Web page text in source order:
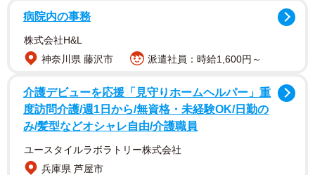
完全予約制で、1日数組のお客様にエステやネイル、メイク
レッスンやファッションコーディネートを丁寧に提供する
きました。しかし、決して高くない給料の中で、一人暮ら
しの家賃や美容関係の支出をまかない生活では、なかなか
た。
病院内の事務
株式会社H&L
神奈川県 藤沢市
派遣社員：時給1,600円～
介護デビューを応援「見守りホームヘルパー」重
度訪問介護/週1日から/無資格・未経験OK/日勤の
み/髪型などオシャレ自由/介護職員
ユースタイルラボラトリー株式会社
兵庫県 芦屋市